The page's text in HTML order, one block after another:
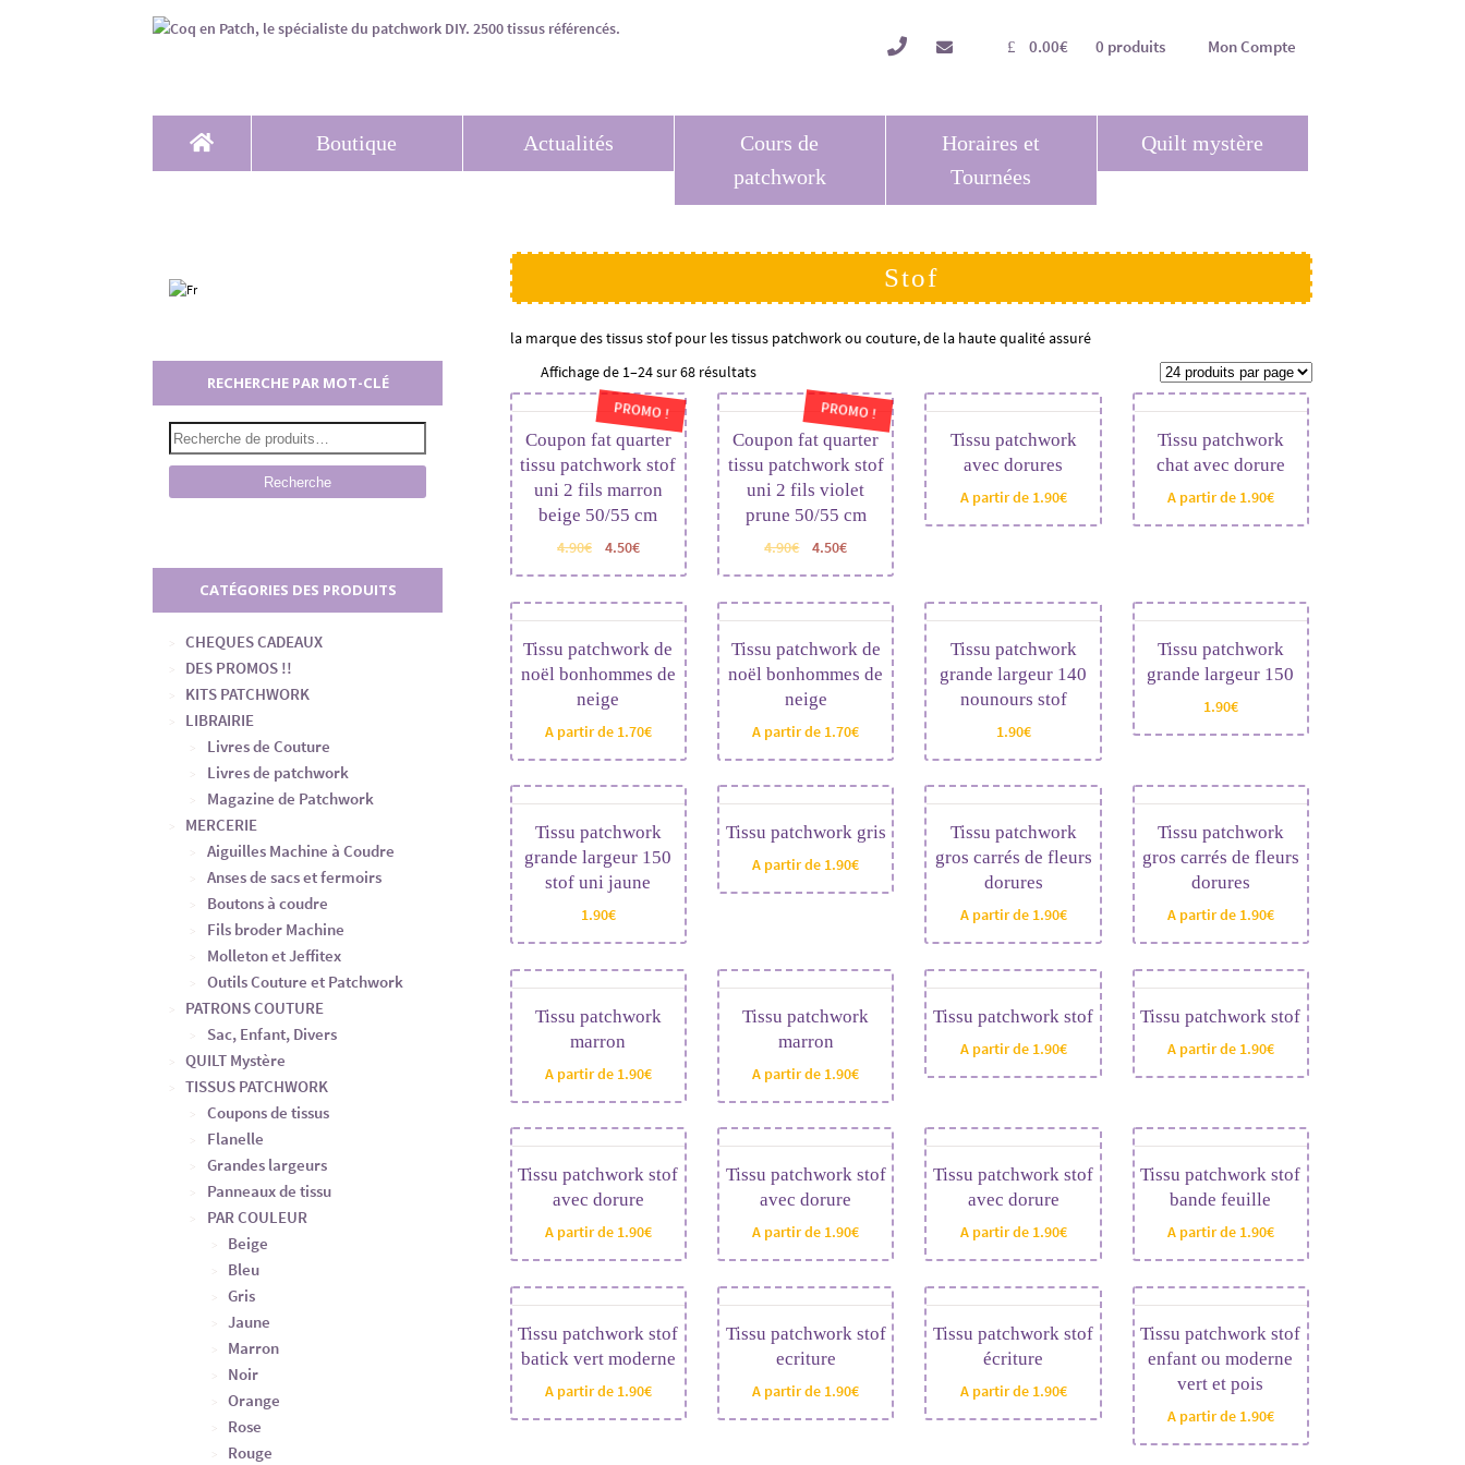
Mon Compte
0.00€ 0 produits
Boutique Actualités
Cours de
patchwork
Horaires et
Tournées
Quilt mystère
Stof
la marque des tissus stof pour les tissus patchwork ou couture, de la haute qualité assuré
Affichage de 1–24 sur 68 résultats
PROMO !
Coupon fat quarter
tissu patchwork stof
uni 2 fils marron
beige 50/55 cm
4.90€ 4.50€
PROMO !
Coupon fat quarter
tissu patchwork stof
uni 2 fils violet
prune 50/55 cm
4.90€ 4.50€
Tissu patchwork
avec dorures
A partir de 1.90€
Tissu patchwork
chat avec dorure
A partir de 1.90€
Tissu patchwork de
noël bonhommes de
neige
A partir de 1.70€
Tissu patchwork de
noël bonhommes de
neige
A partir de 1.70€
Tissu patchwork
grande largeur 140
nounours stof
1.90€
Tissu patchwork
grande largeur 150
1.90€
Tissu patchwork
grande largeur 150
stof uni jaune
1.90€
Tissu patchwork gris
A partir de 1.90€
Tissu patchwork
gros carrés de fleurs
dorures
A partir de 1.90€
Tissu patchwork
gros carrés de fleurs
dorures
A partir de 1.90€
Tissu patchwork
marron
A partir de 1.90€
Tissu patchwork
marron
A partir de 1.90€
Tissu patchwork stof
A partir de 1.90€
Tissu patchwork stof
A partir de 1.90€
Tissu patchwork stof
avec dorure
A partir de 1.90€
Tissu patchwork stof
avec dorure
A partir de 1.90€
Tissu patchwork stof
avec dorure
A partir de 1.90€
Tissu patchwork stof
bande feuille
A partir de 1.90€
Tissu patchwork stof
batick vert moderne
A partir de 1.90€
Tissu patchwork stof
ecriture
A partir de 1.90€
Tissu patchwork stof
écriture
A partir de 1.90€
Tissu patchwork stof
enfant ou moderne
vert et pois
A partir de 1.90€
RECHERCHE PAR MOT-CLÉ
Recherche
CATÉGORIES DES PRODUITS
CHEQUES CADEAUX
DES PROMOS !!
KITS PATCHWORK
LIBRAIRIE
Livres de Couture
Livres de patchwork
Magazine de Patchwork
MERCERIE
Aiguilles Machine à Coudre
Anses de sacs et fermoirs
Boutons à coudre
Fils broder Machine
Molleton et Jeffitex
Outils Couture et Patchwork
PATRONS COUTURE
Sac, Enfant, Divers
QUILT Mystère
TISSUS PATCHWORK
Coupons de tissus
Flanelle
Grandes largeurs
Panneaux de tissu
PAR COULEUR
Beige
Bleu
Gris
Jaune
Marron
Noir
Orange
Rose
Rouge